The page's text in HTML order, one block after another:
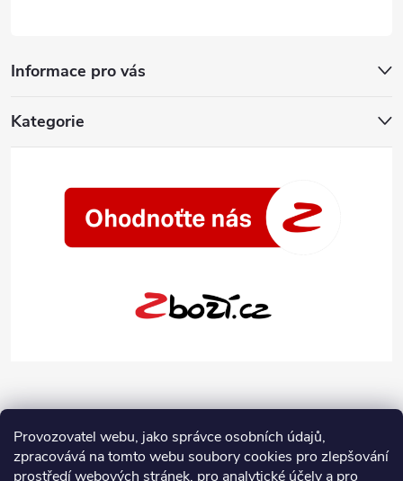
Provozovatel webu, jako správce osobních údajů,
zpracovává na tomto webu soubory cookies pro zlepšování
prostředí webových stránek, pro analytické účely a pro
Informace pro vás
Kategorie